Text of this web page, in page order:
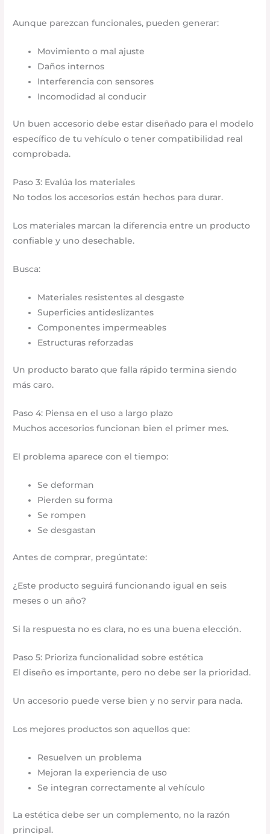
Aunque parezcan funcionales, pueden generar:
Movimiento o mal ajuste
Daños internos
Interferencia con sensores
Incomodidad al conducir
Un buen accesorio debe estar diseñado para el modelo
específico de tu vehículo o tener compatibilidad real
comprobada.
Paso 3: Evalúa los materiales
No todos los accesorios están hechos para durar.
Los materiales marcan la diferencia entre un producto
confiable y uno desechable.
Busca:
Materiales resistentes al desgaste
Superficies antideslizantes
Componentes impermeables
Estructuras reforzadas
Un producto barato que falla rápido termina siendo
más caro.
Paso 4: Piensa en el uso a largo plazo
Muchos accesorios funcionan bien el primer mes.
El problema aparece con el tiempo:
Se deforman
Pierden su forma
Se rompen
Se desgastan
Antes de comprar, pregúntate:
¿Este producto seguirá funcionando igual en seis
meses o un año?
Si la respuesta no es clara, no es una buena elección.
Paso 5: Prioriza funcionalidad sobre estética
El diseño es importante, pero no debe ser la prioridad.
Un accesorio puede verse bien y no servir para nada.
Los mejores productos son aquellos que:
Resuelven un problema
Mejoran la experiencia de uso
Se integran correctamente al vehículo
La estética debe ser un complemento, no la razón
principal.